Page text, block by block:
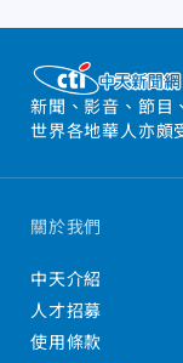
新聞、影音、節目
世界各地華人亦頗
關於我們
中天介紹
人才招募
使用條款